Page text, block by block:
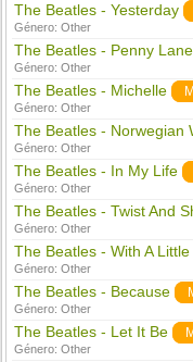
The Beatles - Yesterday
Género:Other
The Beatles - Penny Lane
Género:Other
The Beatles - Michelle
Género:Other
The Beatles - Norwegian
Género:Other
The Beatles - In My Life
Género:Other
The Beatles - Twist And
Género:Other
The Beatles - With A
Género:Other
The Beatles - Because
Género:Other
The Beatles - Let It Be
Género:Other